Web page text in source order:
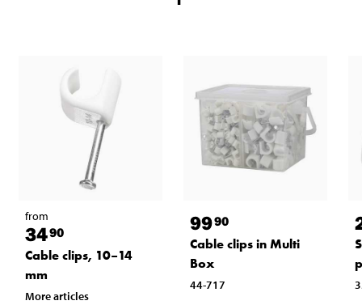
from
3490
Cable clips, 10–14
mm
More articles
9990
Cable clips in Multi
Box
44-717